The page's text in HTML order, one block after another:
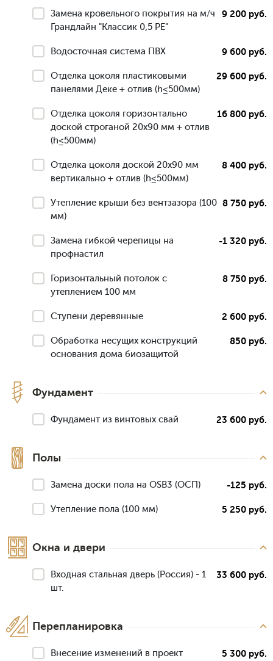
Замена кровельного покрытия на м/ч
Грандлайн "Классик 0,5 РЕ"
9 200 руб.
Водосточная система ПВХ 9 600 руб.
Отделка цоколя пластиковыми
панелями Деке + отлив (h≤500мм)
29 600 руб.
Отделка цоколя горизонтально
доской строганой 20х90 мм + отлив
(h≤500мм)
16 800 руб.
Отделка цоколя доской 20х90 мм
вертикально + отлив (h≤500мм)
8 400 руб.
Утепление крыши без вентзазора (100
мм)
8 750 руб.
Замена гибкой черепицы на
профнастил
-1 320 руб.
Горизонтальный потолок с
утеплением 100 мм
8 750 руб.
Ступени деревянные 2 600 руб.
Обработка несущих конструкций
основания дома биозащитой
850 руб.
Фундамент
Фундамент из винтовых свай 23 600 руб.
Полы
Замена доски пола на OSB3 (ОСП) -125 руб.
Утепление пола (100 мм) 5 250 руб.
Окна и двери
Входная стальная дверь (Россия) - 1
шт.
33 600 руб.
Перепланировка
Внесение изменений в проект 5 300 руб.